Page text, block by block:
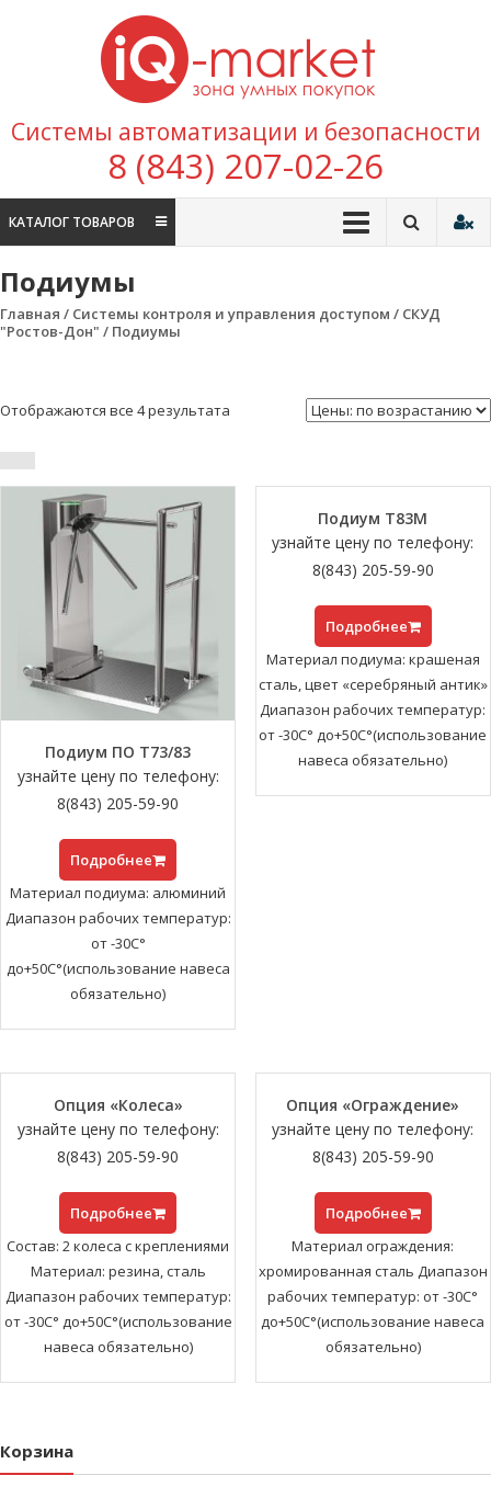
Перейти к содержимому
покупок
Системы автоматизации и безопасности
8 (843) 207-02-26
КАТАЛОГ ТОВАРОВ
Подиумы
Главная / Системы контроля и управления доступом / СКУД
"Ростов-Дон" / Подиумы
Отображаются все 4 результата
Подиум ПО Т73/83
узнайте цену по телефону:
8(843) 205-59-90
Подробнее
Материал подиума: алюминий
Диапазон рабочих температур:
от -30С°
до+50С°(использование навеса
обязательно)
Подиум Т83М
узнайте цену по телефону:
8(843) 205-59-90
Подробнее
Материал подиума: крашеная
сталь, цвет «серебряный антик»
Диапазон рабочих температур:
от -30С° до+50С°(использование
навеса обязательно)
Опция «Колеса»
узнайте цену по телефону:
8(843) 205-59-90
Подробнее
Состав: 2 колеса с креплениями
Материал: резина, сталь
Диапазон рабочих температур:
от -30С° до+50С°(использование
навеса обязательно)
Опция «Ограждение»
узнайте цену по телефону:
8(843) 205-59-90
Подробнее
Материал ограждения:
хромированная сталь Диапазон
рабочих температур: от -30С°
до+50С°(использование навеса
обязательно)
Корзина